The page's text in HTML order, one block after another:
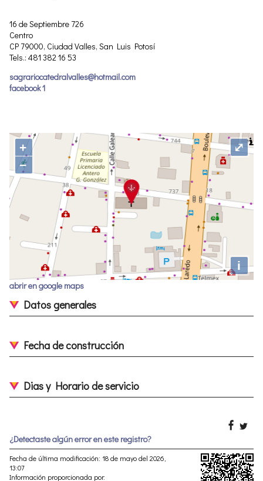
16 de Septiembre 726
Centro
CP 79000, Ciudad Valles, San Luis Potosí
Tels.: 481 382 16 53
sagrariocatedralvalles@hotmail.com
facebook 1
+
−
i
⤢
abrir en google maps
Datos generales
Fecha de construcción
Dias y Horario de servicio
¿Detectaste algún error en este registro?
Fecha de última modificación: 18 de mayo del 2026,
13:07
Información proporcionada por: